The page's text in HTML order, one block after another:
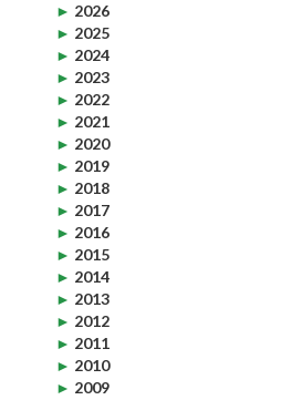
► 2026
► 2025
► 2024
► 2023
► 2022
► 2021
► 2020
► 2019
► 2018
► 2017
► 2016
► 2015
► 2014
► 2013
► 2012
► 2011
► 2010
► 2009